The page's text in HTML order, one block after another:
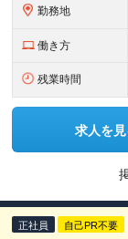
勤務地
働き方
残業時間
求人を見
正社員 自己PR不要